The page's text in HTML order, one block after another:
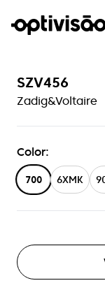
SZV456
Zadig&Voltaire
Color:
700 6XMK